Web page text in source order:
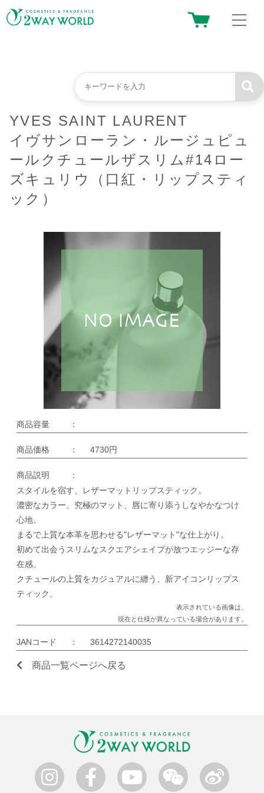
YVES SAINT LAURENT
イヴサンローラン・ルージュピュ
ールクチュールザスリム#14ロー
ズキュリウ（口紅・リップスティ
ック）
商品容量 ：
商品価格 ： 4730円
商品説明
：
スタイルを宿す、レザーマットリップスティック。
濃密なカラー、究極のマット、唇に寄り添うしなやかなつけ
心地。
まるで上質な本革を思わせる"レザーマット"な仕上がり。
初めて出会うスリムなスクエアシェイプが放つエッジーな存
在感。
クチュールの上質をカジュアルに纏う、新アイコンリップス
ティック。
表示されている画像は、
現在と仕様が異なっている場合があります。
JANコード ： 3614272140035
商品一覧ページへ戻る